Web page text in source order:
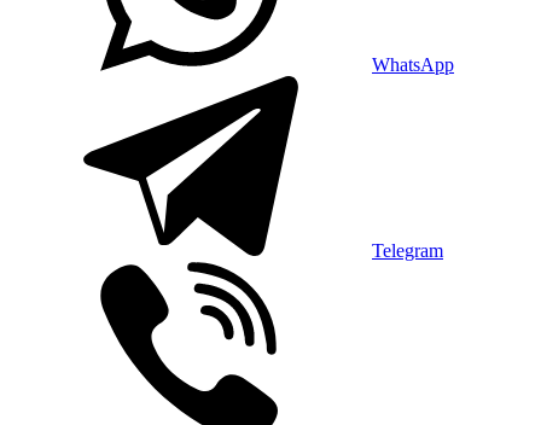
WhatsApp
Telegram